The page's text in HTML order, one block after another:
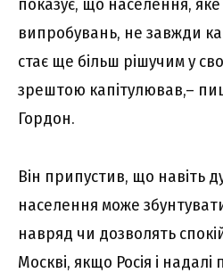
показує, що населення,
випробувань, не завжди
стає ще більш рішучим у
зрештою капітулював,–
Гордон.
Він припустив, що навіть
населення може
навряд чи дозволять
Москві, якщо Росія і